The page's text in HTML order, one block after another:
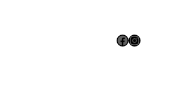
Facebook Instagram